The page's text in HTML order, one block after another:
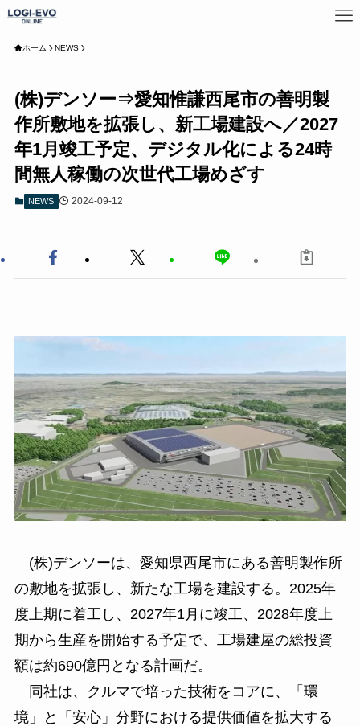
ホーム NEWS
(株)デンソー⇒愛知惟謙西尾市の善明製
作所敷地を拡張し、新工場建設へ／2027
年1月竣工予定、デジタル化による24時
間無人稼働の次世代工場めざす
NEWS 2024-09-12
(株)デンソーは、愛知県西尾市にある善明製作所
の敷地を拡張し、新たな工場を建設する。2025年
度上期に着工し、2027年1月に竣工、2028年度上
期から生産を開始する予定で、工場建屋の総投資
額は約690億円となる計画だ。
同社は、クルマで培った技術をコアに、「環
境」と「安心」分野における提供価値を拡大する